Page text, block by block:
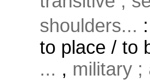
shoulders...
to place / to
... , military ;